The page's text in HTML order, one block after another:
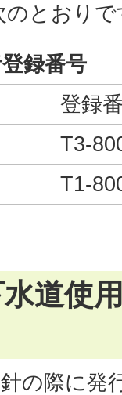
のとおりで
録番号
登録
T3-
T1-
道使
の際に発